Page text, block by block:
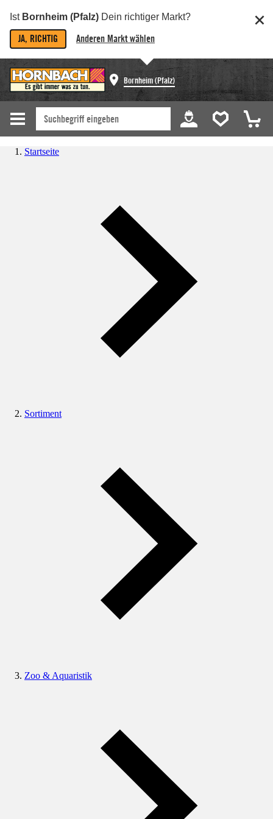
Ist Bornheim (Pfalz) Dein richtiger Markt?
JA, RICHTIG Anderen Markt wählen
Bornheim (Pfalz)
Startseite
Sortiment
Zoo & Aquaristik